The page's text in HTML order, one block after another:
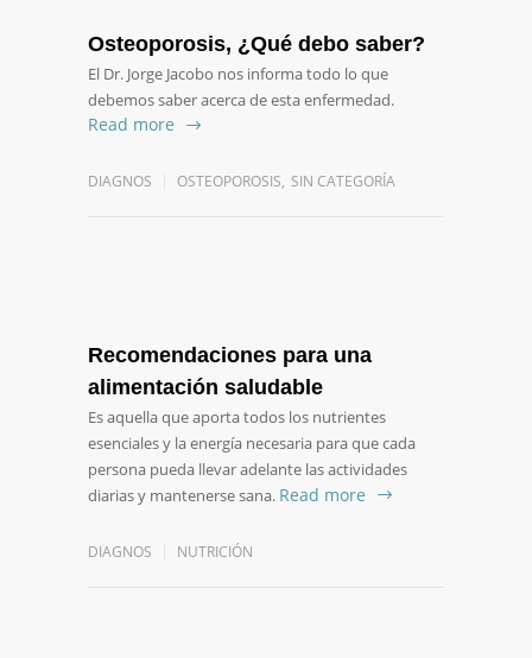
Osteoporosis, ¿Qué debo saber?
El Dr. Jorge Jacobo nos informa todo lo que
debemos saber acerca de esta enfermedad.
Read more
DIAGNOS OSTEOPOROSIS, SIN CATEGORÍA
Recomendaciones para una
alimentación saludable
Es aquella que aporta todos los nutrientes
esenciales y la energía necesaria para que cada
persona pueda llevar adelante las actividades
diarias y mantenerse sana. Read more
DIAGNOS NUTRICIÓN